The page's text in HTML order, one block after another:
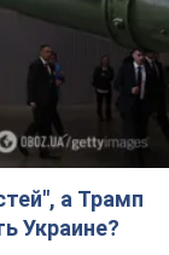
а Трамп
Украине?